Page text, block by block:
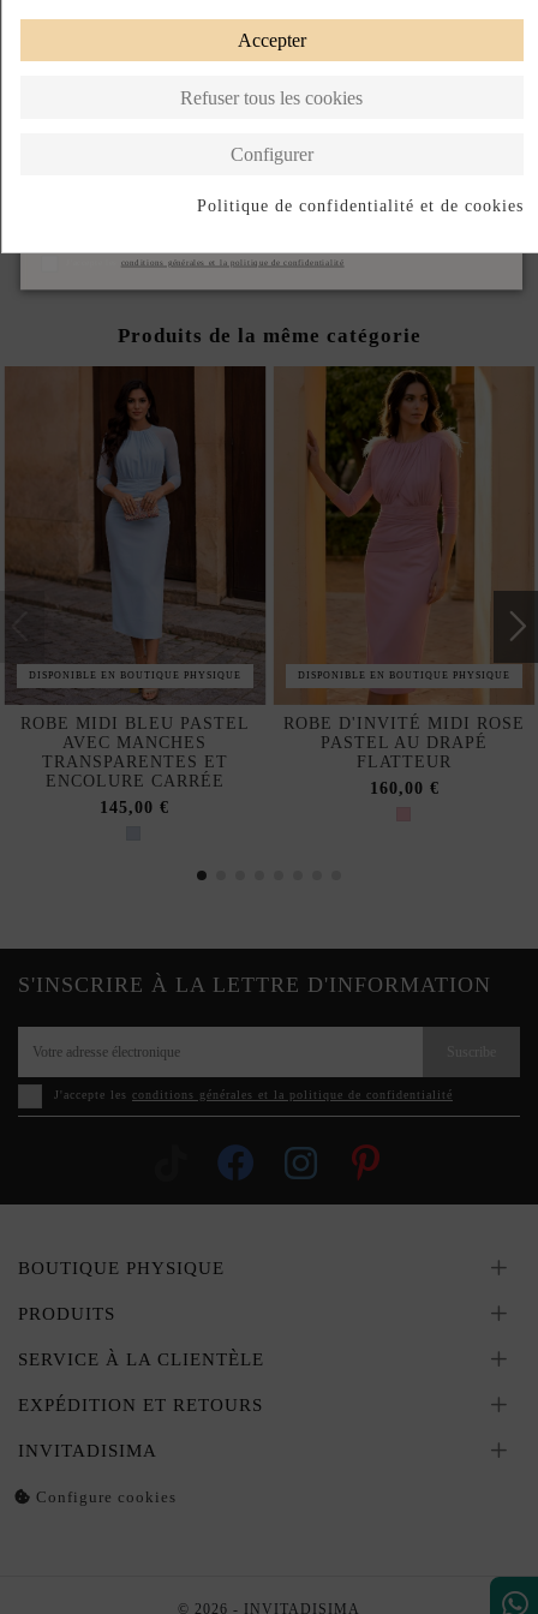
Avisame cuando vuelva
Produits de la même catégorie
DISPONIBLE EN BOUTIQUE PHYSIQUE
ROBE MIDI BLEU PASTEL
AVEC MANCHES
TRANSPARENTES ET
ENCOLURE CARRÉE
145,00 €
DISPONIBLE EN BOUTIQUE PHYSIQUE
ROBE D'INVITÉ MIDI ROSE
PASTEL AU DRAPÉ
FLATTEUR
160,00 €
S'INSCRIRE À LA LETTRE D'INFORMATION
J'accepte les conditions générales et la politique de confidentialité
BOUTIQUE PHYSIQUE
PRODUITS
SERVICE À LA CLIENTÈLE
EXPÉDITION ET RETOURS
INVITADISIMA
Configure cookies
© 2026 - INVITADISIMA
conditions générales et la politique de confidentialité
Accepter
Refuser tous les cookies
Configurer
Politique de confidentialité et de cookies